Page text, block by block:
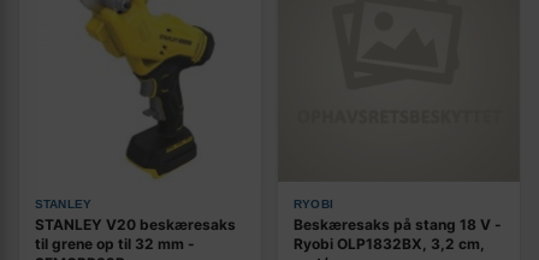
STANLEY
STANLEY V20 beskæresaks
til grene op til 32 mm -
RYOBI
Beskæresaks på stang 18 V -
Ryobi OLP1832BX, 3,2 cm,